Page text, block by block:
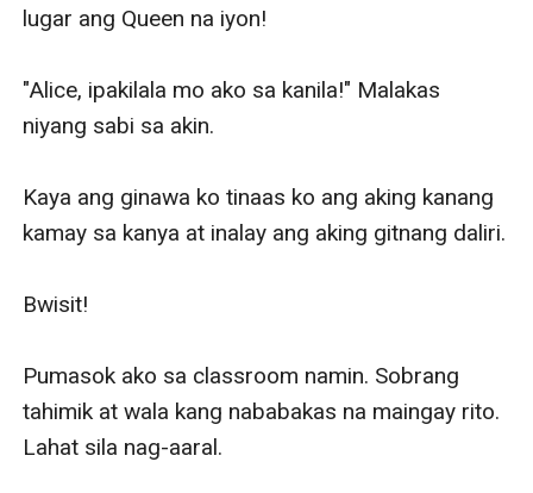
lugar ang Queen na iyon!
"Alice, ipakilala mo ako sa kanila!" Malakas
niyang sabi sa akin.
Kaya ang ginawa ko tinaas ko ang aking kanang
kamay sa kanya at inalay ang aking gitnang daliri.
Bwisit!
Pumasok ako sa classroom namin. Sobrang
tahimik at wala kang nababakas na maingay rito.
Lahat sila nag-aaral.